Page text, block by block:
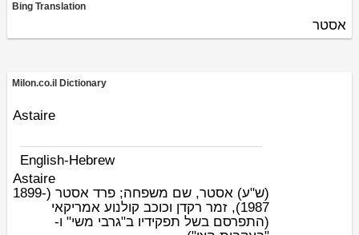
Bing Translation
אסטר
Milon.co.il Dictionary
Astaire
English-Hebrew
Astaire
(ש"ע)
אסטר, שם משפחה; פרד אסטר (1899-
1987), זמר רקדן וכוכב קולנוע אמריקאי
(התפרסם בשל תפקידיו ב"גרבי משי" ו-